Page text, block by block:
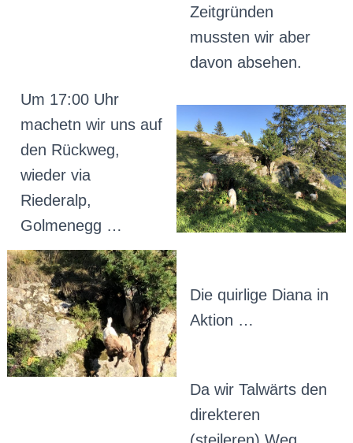
Zeitgründen
mussten wir aber
davon absehen.
Um 17:00 Uhr
machetn wir uns auf
den Rückweg,
wieder via
Riederalp,
Golmenegg …
Die quirlige Diana in
Aktion …
Da wir Talwärts den
direkteren